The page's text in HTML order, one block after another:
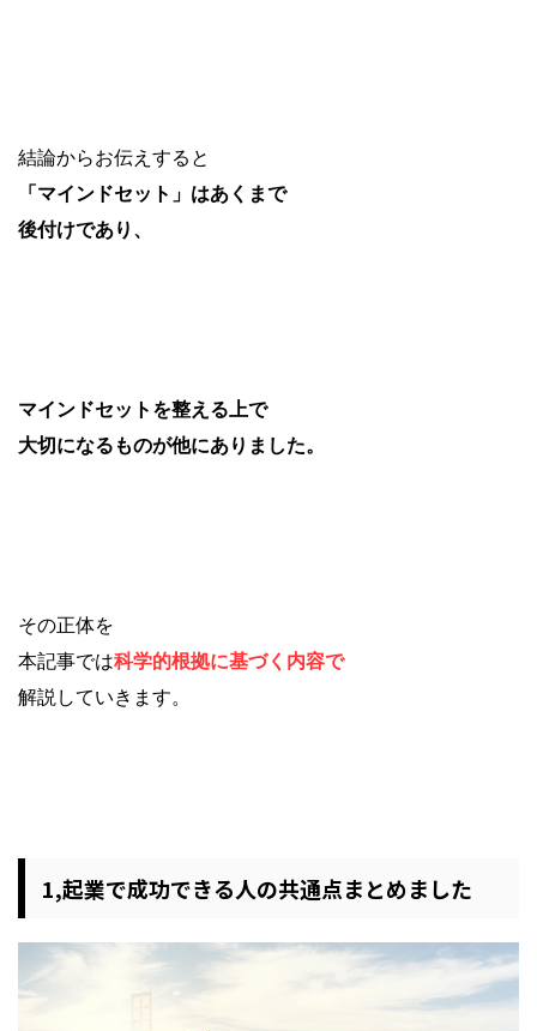
結論からお伝えすると
「マインドセット」はあくまで
後付けであり、
マインドセットを整える上で
大切になるものが他にありました。
その正体を
本記事では科学的根拠に基づく内容で
解説していきます。
1,起業で成功できる人の共通点まとめました